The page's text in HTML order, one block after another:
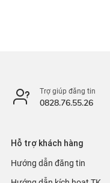
Trợ giúp đăng tin
0828.76.55.26
Hỗ trợ khách hàng
Hướng dẫn đăng tin